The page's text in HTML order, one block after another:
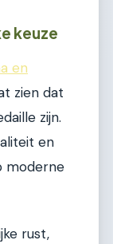
keuze
en
zien dat
zijn.
en
moderne
rust,